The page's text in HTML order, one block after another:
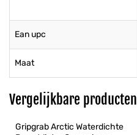
Ean upc
Maat
Vergelijkbare producten
Gripgrab Arctic Waterdichte